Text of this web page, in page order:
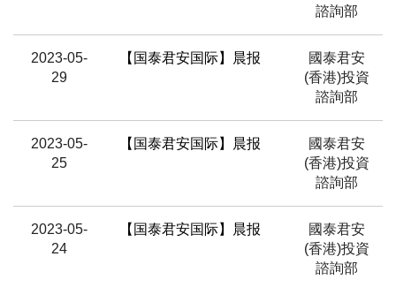
諮詢部
2023-05-
29
【国泰君安国际】晨报
國泰君安
(香港)投資
諮詢部
2023-05-
25
【国泰君安国际】晨报
國泰君安
(香港)投資
諮詢部
2023-05-
24
【国泰君安国际】晨报
國泰君安
(香港)投資
諮詢部